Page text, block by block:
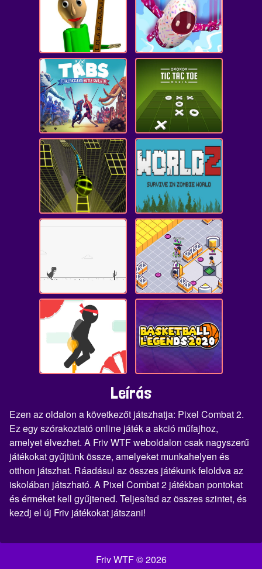
Leírás
Ezen az oldalon a következőt játszhatja: Pixel Combat 2.
Ez egy szórakoztató online játék a akció műfajhoz,
amelyet élvezhet. A Friv WTF weboldalon csak nagyszerű
játékokat gyűjtünk össze, amelyeket munkahelyen és
otthon játszhat. Ráadásul az összes játékunk feloldva az
iskolában játszható. A Pixel Combat 2 játékban pontokat
és érméket kell gyűjtened. Teljesítsd az összes szintet, és
kezdj el új Friv játékokat játszani!
Friv WTF © 2026